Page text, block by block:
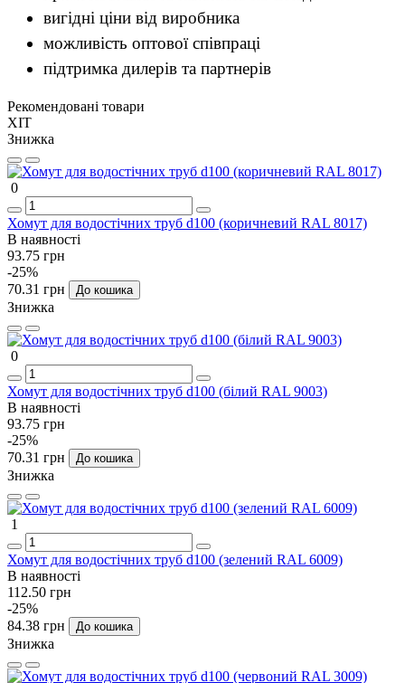
вигідні ціни від виробника
можливість оптової співпраці
підтримка дилерів та партнерів
Рекомендовані товари
ХІТ
Знижка
0
Хомут для водостічних труб d100 (коричневий RAL 8017)
В наявності
93.75 грн
-25%
70.31 грн
До кошика
Знижка
0
Хомут для водостічних труб d100 (білий RAL 9003)
В наявності
93.75 грн
-25%
70.31 грн
До кошика
Знижка
1
Хомут для водостічних труб d100 (зелений RAL 6009)
В наявності
112.50 грн
-25%
84.38 грн
До кошика
Знижка